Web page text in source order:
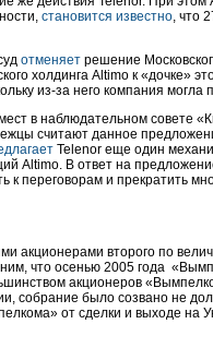
становится известно, что
отменяет решение
холдинга Altimo к «дочке»
из-за него компания могла
в наблюдательном совете
считают данное
Telenor еще один
Altimo. В ответ на
к переговорам и прекратить
акционерами второго по
что осенью 2005 года
акционеров
собрание было созвано не
от сделки и выходе на